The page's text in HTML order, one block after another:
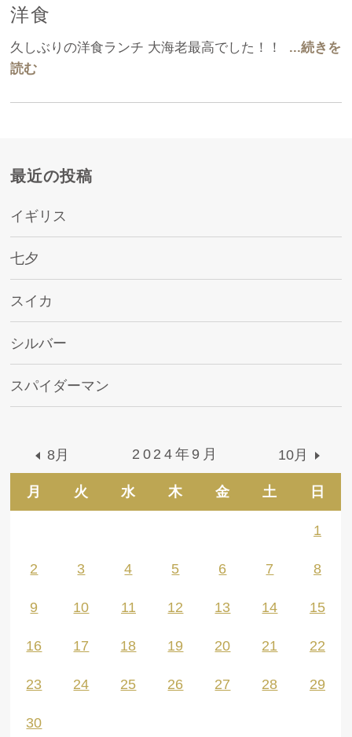
洋食
久しぶりの洋食ランチ 大海老最高でした！！ ...続きを
読む
最近の投稿
イギリス
七夕
スイカ
シルバー
スパイダーマン
2024年9月
月 火 水 木 金 土 日
8月 10月
1
2 3 4 5 6 7 8
9 10 11 12 13 14 15
16 17 18 19 20 21 22
23 24 25 26 27 28 29
30